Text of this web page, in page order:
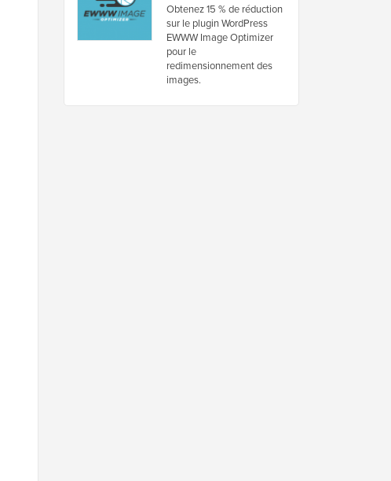
Obtenez 15 % de réduction
sur le plugin WordPress
EWWW Image Optimizer
pour le
redimensionnement des
images.